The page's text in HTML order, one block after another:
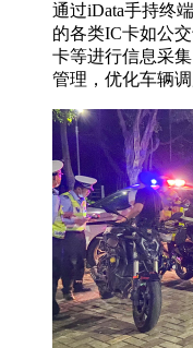
通过iData手持终
的各类IC卡如公
卡等进行信息采
管理，优化车辆